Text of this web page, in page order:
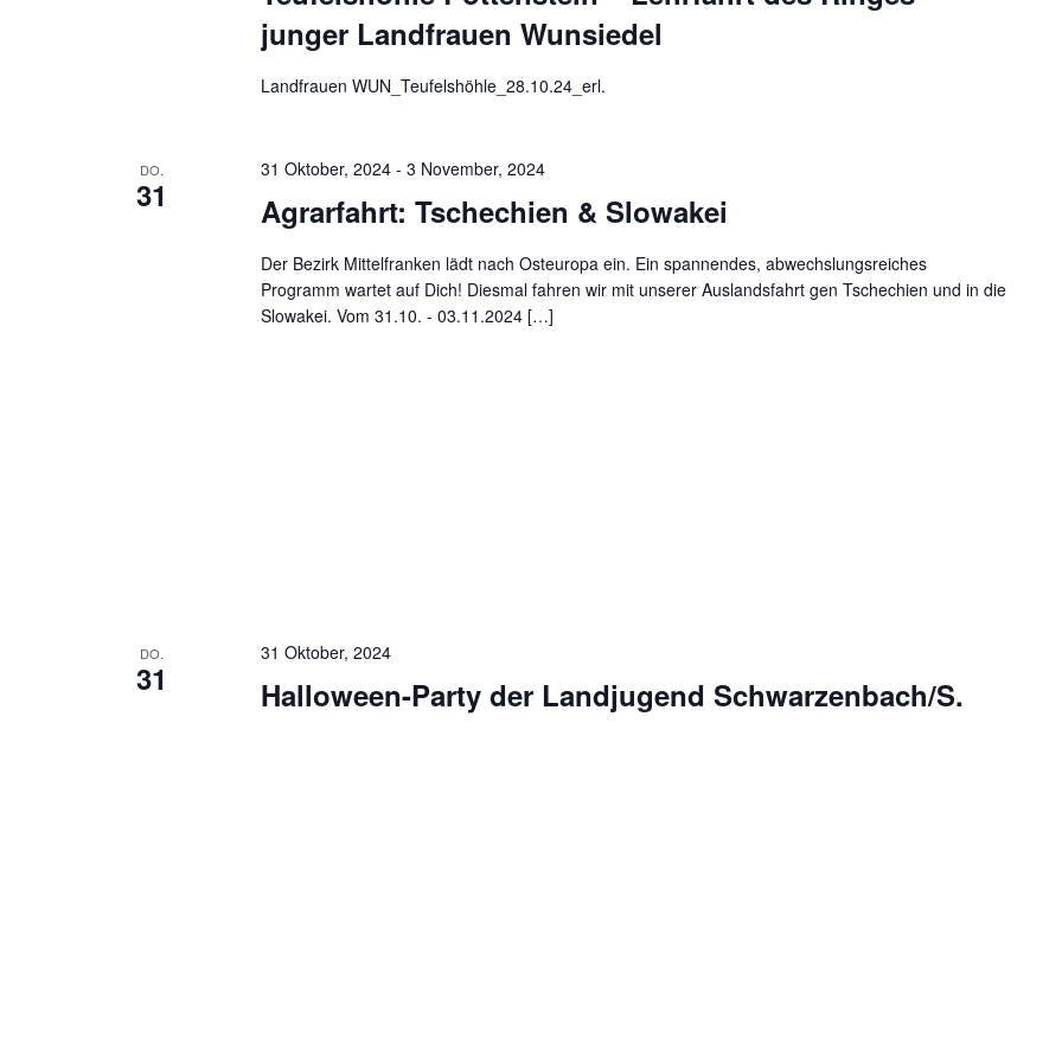
junger Landfrauen Wunsiedel
Landfrauen WUN_Teufelshöhle_28.10.24_erl.
DO.
31 Agrarfahrt: Tschechien & Slowakei
31 Oktober, 2024- 3 November, 2024
Der Bezirk Mittelfranken lädt nach Osteuropa ein. Ein spannendes, abwechslungsreiches
Programm wartet auf Dich! Diesmal fahren wir mit unserer Auslandsfahrt gen Tschechien und in die
Slowakei. Vom 31.10. - 03.11.2024 […]
DO.
31 Halloween-Party der Landjugend Schwarzenbach/S.
31 Oktober, 2024